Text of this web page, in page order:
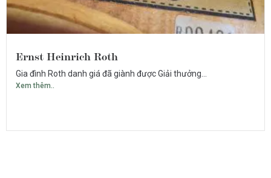
Ernst Heinrich Roth
Gia đình Roth danh giá đã giành được Giải thưởng...
Xem thêm..